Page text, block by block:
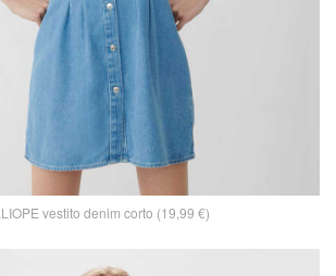
vestito denim corto (19,99 €)